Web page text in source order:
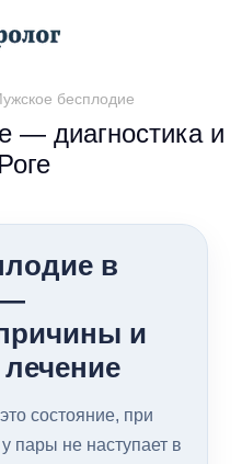
бесплодие
— диагностика и
в
—
и
состояние, при
пары не наступает в